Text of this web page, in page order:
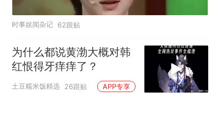
时事娱闻杂记 62跟贴
为什么都说黄渤大概对韩
红恨得牙痒痒了？
土豆糯米饭精选 26跟贴 APP专享